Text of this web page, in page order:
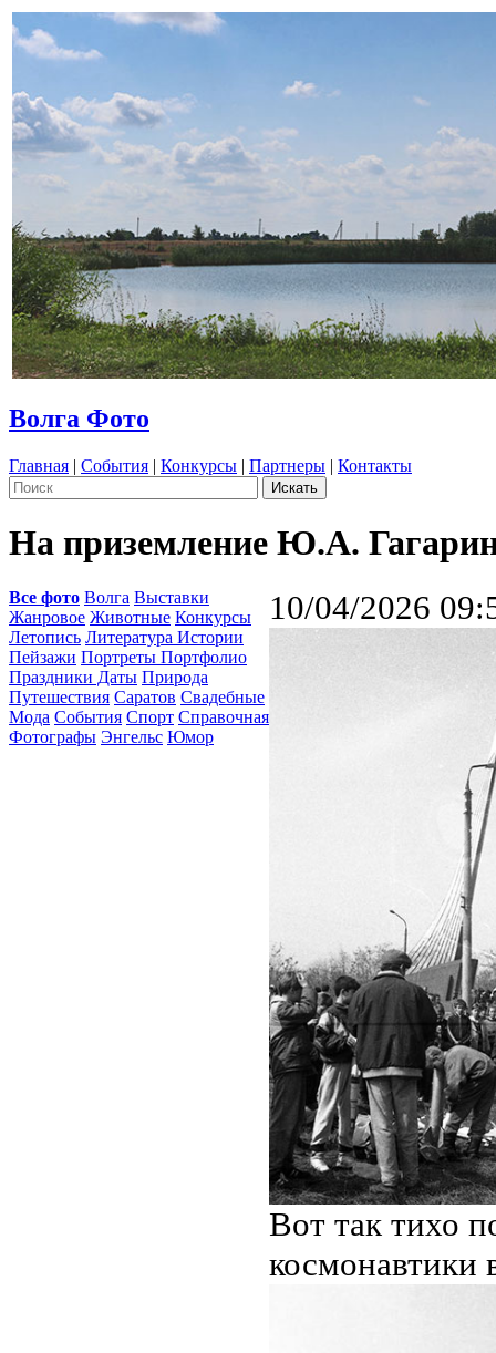
Волга Фото
Главная | События | Конкурсы | Партнеры | Контакты
На приземление Ю.А.
Все фото Волга Выставки
Жанровое Животные Конкурсы
Летопись Литература Истории
Пейзажи Портреты Портфолио
Праздники Даты Природа
Путешествия Саратов Свадебные
Мода События Спорт Справочная
Фотографы Энгельс Юмор
10/04/2026
Вот так тихо
космонавтики